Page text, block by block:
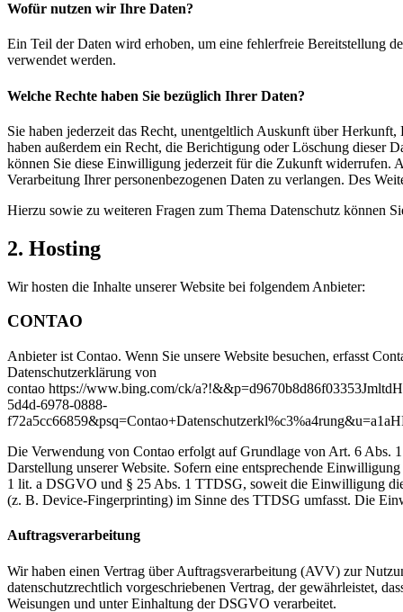
Wofür nutzen wir Ihre Daten?
Ein Teil der Daten wird erhoben, um eine fehlerfreie Bereitstellung
verwendet werden.
Welche Rechte haben Sie bezüglich Ihrer Daten?
Sie haben jederzeit das Recht, unentgeltlich Auskunft über
haben außerdem ein Recht, die Berichtigung oder Löschung dieser
können Sie diese Einwilligung jederzeit für die Zukunft widerrufen.
Verarbeitung Ihrer personenbezogenen Daten zu verlangen. Des
Hierzu sowie zu weiteren Fragen zum Thema Datenschutz können
2. Hosting
Wir hosten die Inhalte unserer Website bei folgendem Anbieter:
CONTAO
Anbieter ist Contao. Wenn Sie unsere Website besuchen, erfasst
Datenschutzerklärung von
contao https://www.bing.com/ck/
5d4d-6978-0888-
Die Verwendung von Contao erfolgt auf Grundlage von Art. 6 Abs.
Darstellung unserer Website. Sofern eine entsprechende
1 lit. a DSGVO und § 25 Abs. 1 TTDSG, soweit die Einwilligung
(z. B. Device-Fingerprinting) im Sinne des TTDSG umfasst. Die
Auftragsverarbeitung
Wir haben einen Vertrag über Auftragsverarbeitung (AVV) zur
datenschutzrechtlich vorgeschriebenen Vertrag, der gewährleistet,
Weisungen und unter Einhaltung der DSGVO verarbeitet.